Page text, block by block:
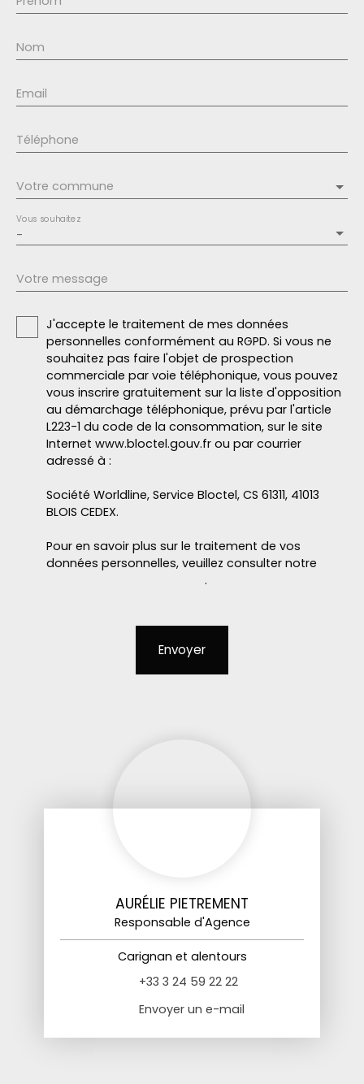
Nom
Email
Téléphone
Votre commune
-
Vous souhaitez
Votre message
J'accepte le traitement de mes données
personnelles conformément au RGPD. Si vous ne
souhaitez pas faire l'objet de prospection
commerciale par voie téléphonique, vous pouvez
vous inscrire gratuitement sur la liste d'opposition
au démarchage téléphonique, prévu par l'article
L223-1 du code de la consommation, sur le site
Internet www.bloctel.gouv.fr ou par courrier
adressé à :
Société Worldline, Service Bloctel, CS 61311, 41013
BLOIS CEDEX.
Pour en savoir plus sur le traitement de vos
données personnelles, veuillez consulter notre
.
Envoyer
AURÉLIE PIETREMENT
Responsable d'Agence
Carignan et alentours
+33 3 24 59 22 22
Envoyer un e-mail